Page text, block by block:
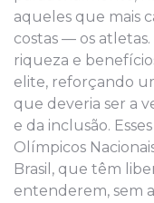
aqueles que mais
costas — os
riqueza e
elite, reforçando
que deveria ser a
e da inclusão.
Olímpicos
Brasil, que têm
entenderem, sem